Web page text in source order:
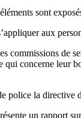
sont
aux
de
concerne leur
la directive
un rapport